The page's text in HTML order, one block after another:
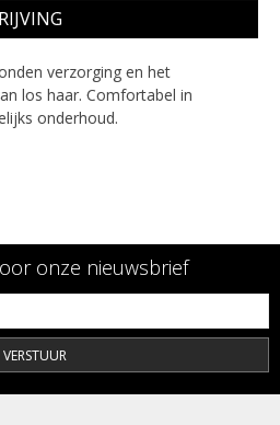
verzorging en het
los haar. Comfortabel in
onderhoud.
onze nieuwsbrief
VERSTUUR